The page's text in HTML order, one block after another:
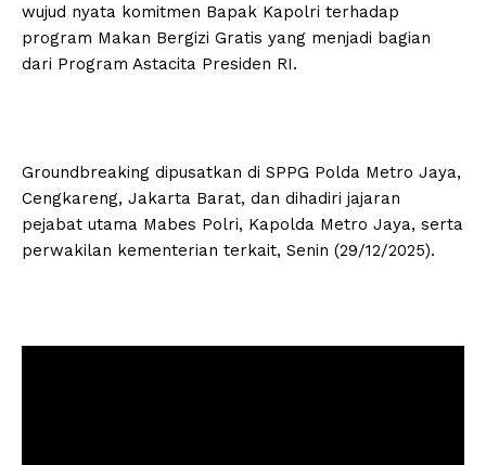
wujud nyata komitmen Bapak Kapolri terhadap
program Makan Bergizi Gratis yang menjadi bagian
dari Program Astacita Presiden RI.
Groundbreaking dipusatkan di SPPG Polda Metro Jaya,
Cengkareng, Jakarta Barat, dan dihadiri jajaran
pejabat utama Mabes Polri, Kapolda Metro Jaya, serta
perwakilan kementerian terkait, Senin (29/12/2025).